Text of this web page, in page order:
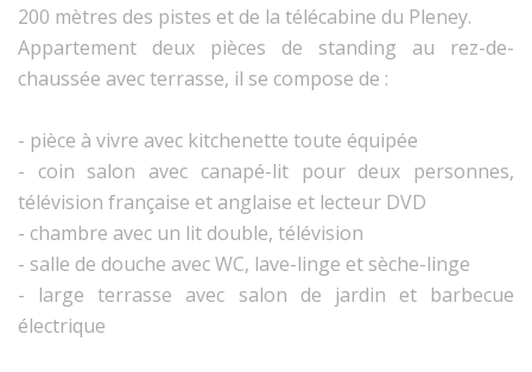
200 mètres des pistes et de la télécabine du Pleney.
Appartement deux pièces de standing au rez-de-
chaussée avec terrasse, il se compose de :
- pièce à vivre avec kitchenette toute équipée
- coin salon avec canapé-lit pour deux personnes,
télévision française et anglaise et lecteur DVD
- chambre avec un lit double, télévision
- salle de douche avec WC, lave-linge et sèche-linge
- large terrasse avec salon de jardin et barbecue
électrique